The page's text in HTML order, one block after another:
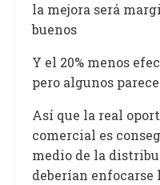
la mejora será
buenos
Y el 20% menos
pero algunos
Así que la real
comercial es
medio de la
deberían enfocarse